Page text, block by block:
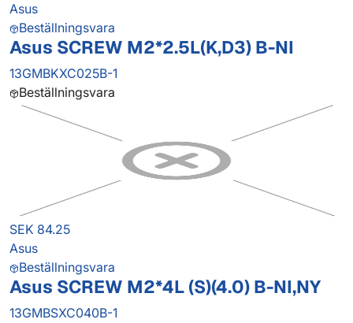
Asus
Beställningsvara
Asus SCREW M2*2.5L(K,D3) B-NI
13GMBKXC025B-1
Beställningsvara
SEK 84.25
Asus
Beställningsvara
Asus SCREW M2*4L (S)(4.0) B-NI,NY
13GMBSXC040B-1